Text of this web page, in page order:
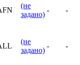
(не
задано)
- -
(не
задано)
- -